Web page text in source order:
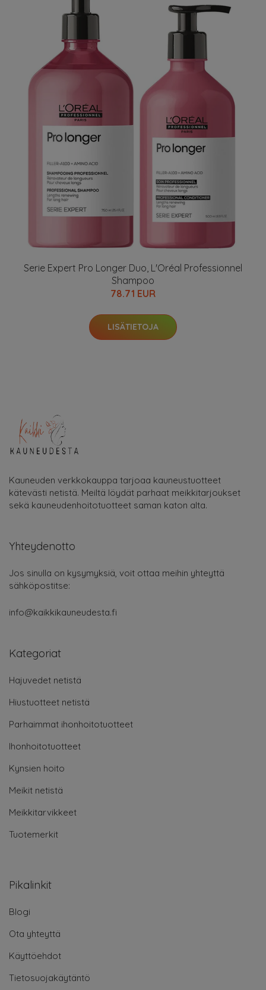
Serie Expert Pro Longer Duo, L'Oréal Professionnel
Shampoo
78.71 EUR
LISÄTIETOJA
Kauneuden verkkokauppa tarjoaa kauneustuotteet
kätevästi netistä. Meiltä löydät parhaat meikkitarjoukset
sekä kauneudenhoitotuotteet saman katon alta.
Yhteydenotto
Jos sinulla on kysymyksiä, voit ottaa meihin yhteyttä
sähköpostitse:
info@kaikkikauneudesta.fi
Kategoriat
Hajuvedet netistä
Hiustuotteet netistä
Parhaimmat ihonhoitotuotteet
Ihonhoitotuotteet
Kynsien hoito
Meikit netistä
Meikkitarvikkeet
Tuotemerkit
Pikalinkit
Blogi
Ota yhteyttä
Käyttöehdot
Tietosuojakäytäntö